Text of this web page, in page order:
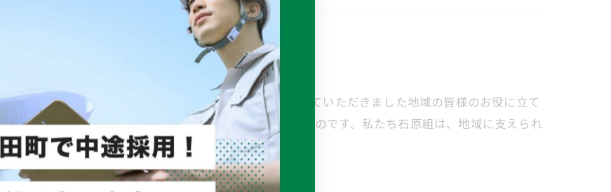
先日、令和７年度幸田町福祉大会で、(株)石原組は表彰していただきました地域の皆様のお役に立て
ればと思い、続けてきた寄付活動を評価していただいたものです。私たち石原組は、地域に支えられ
ている会…